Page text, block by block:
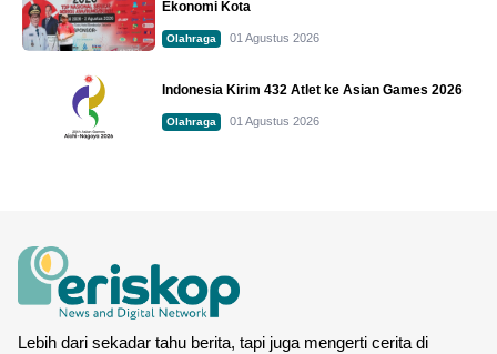
Ekonomi Kota
Olahraga 01 Agustus 2026
Indonesia Kirim 432 Atlet ke Asian Games 2026
Olahraga 01 Agustus 2026
Lebih dari sekadar tahu berita, tapi juga mengerti cerita di